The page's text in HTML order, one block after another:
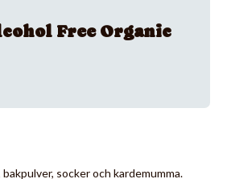
Free Organic
socker och kardemumma.